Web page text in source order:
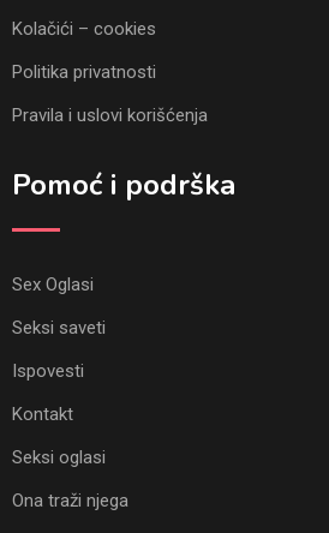
Kolačići – cookies
Politika privatnosti
Pravila i uslovi korišćenja
Pomoć i podrška
Sex Oglasi
Seksi saveti
Ispovesti
Kontakt
Seksi oglasi
Ona traži njega